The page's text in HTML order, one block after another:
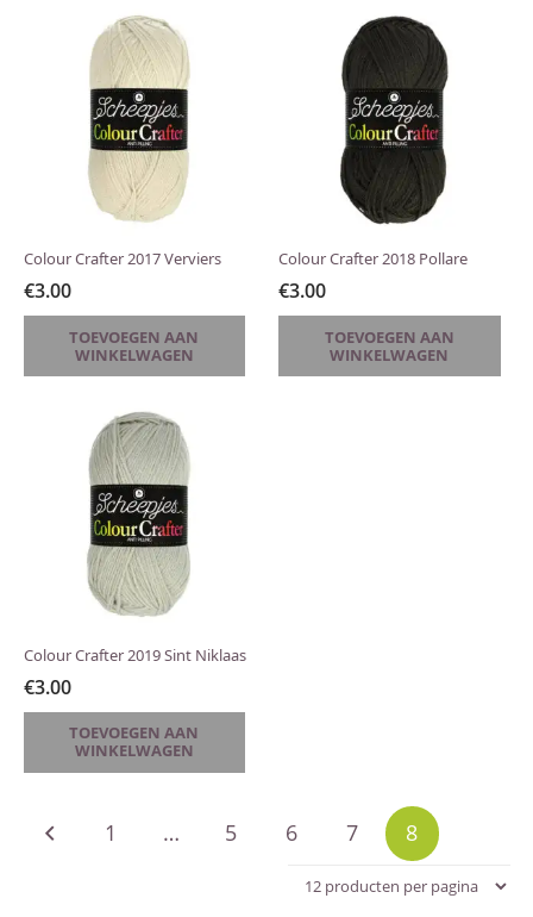
Colour Crafter 2017 Verviers
€3.00
TOEVOEGEN AAN
WINKELWAGEN
Colour Crafter 2018 Pollare
€3.00
TOEVOEGEN AAN
WINKELWAGEN
Colour Crafter 2019 Sint Niklaas
€3.00
TOEVOEGEN AAN
WINKELWAGEN
Berichten
1 … 5 6 7 8